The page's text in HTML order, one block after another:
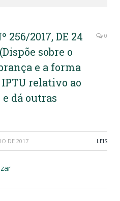
256/2017, DE 24
sobre o
e a forma
relativo ao
dá outras
0
DE 2017 LEIS